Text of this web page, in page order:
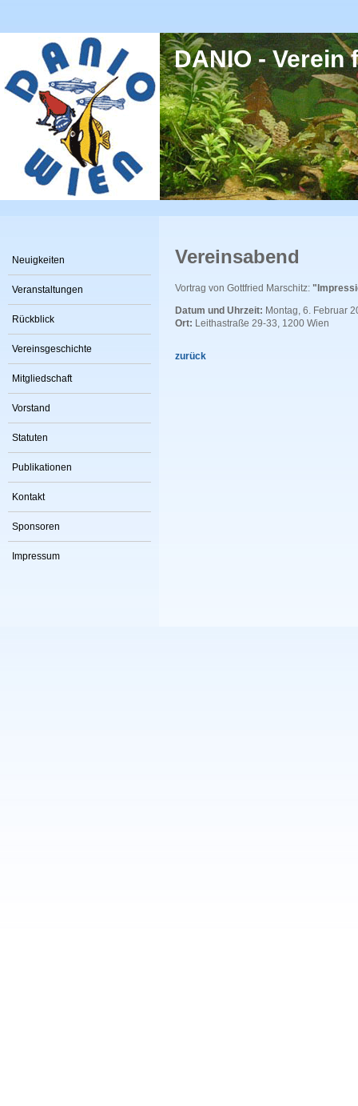
DANIO -
Neuigkeiten
Veranstaltungen
Rückblick
Vereinsgeschichte
Mitgliedschaft
Vorstand
Statuten
Publikationen
Kontakt
Sponsoren
Impressum
Vereinsabend
Vortrag von Gottfried Marschitz:
Datum und Uhrzeit: Montag, 6. Februar
Ort: Leithastraße 29-33, 1200 Wien
zurück